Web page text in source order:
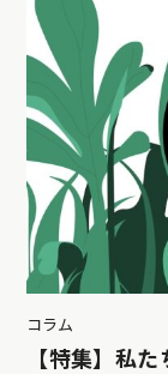
コラム
【特集】私